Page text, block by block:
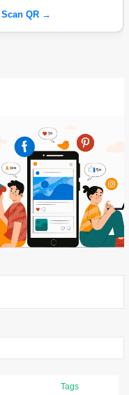
QR →
Tags